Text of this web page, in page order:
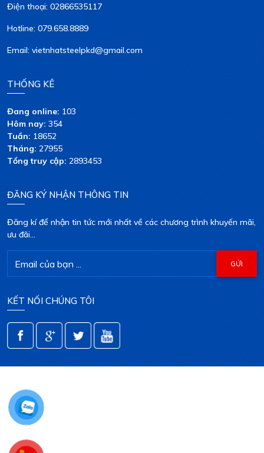
Điện thoại: 02866535117
Hotline: 079.658.8889
Email: vietnhatsteelpkd@gmail.com
THỐNG KÊ
Đang online:103
Hôm nay:354
Tuần:18652
Tháng:27955
Tổng truy cập:2893453
ĐĂNG KÝ NHẬN THÔNG TIN
Đăng kí để nhận tin tức mới nhất về các chương trình khuyến mãi,
ưu đãi...
KẾT NỐI CHÚNG TÔI